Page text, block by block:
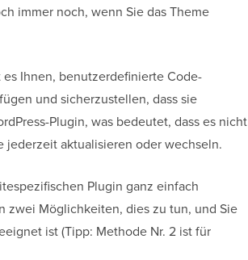
immer noch, wenn Sie das Theme
Ihnen, benutzerdefinierte Code-
und sicherzustellen, dass sie
Plugin, was bedeutet, dass es nicht
jederzeit aktualisieren oder wechseln.
Plugin ganz einfach
zwei Möglichkeiten, dies zu tun, und Sie
ist (Tipp: Methode Nr. 2 ist für